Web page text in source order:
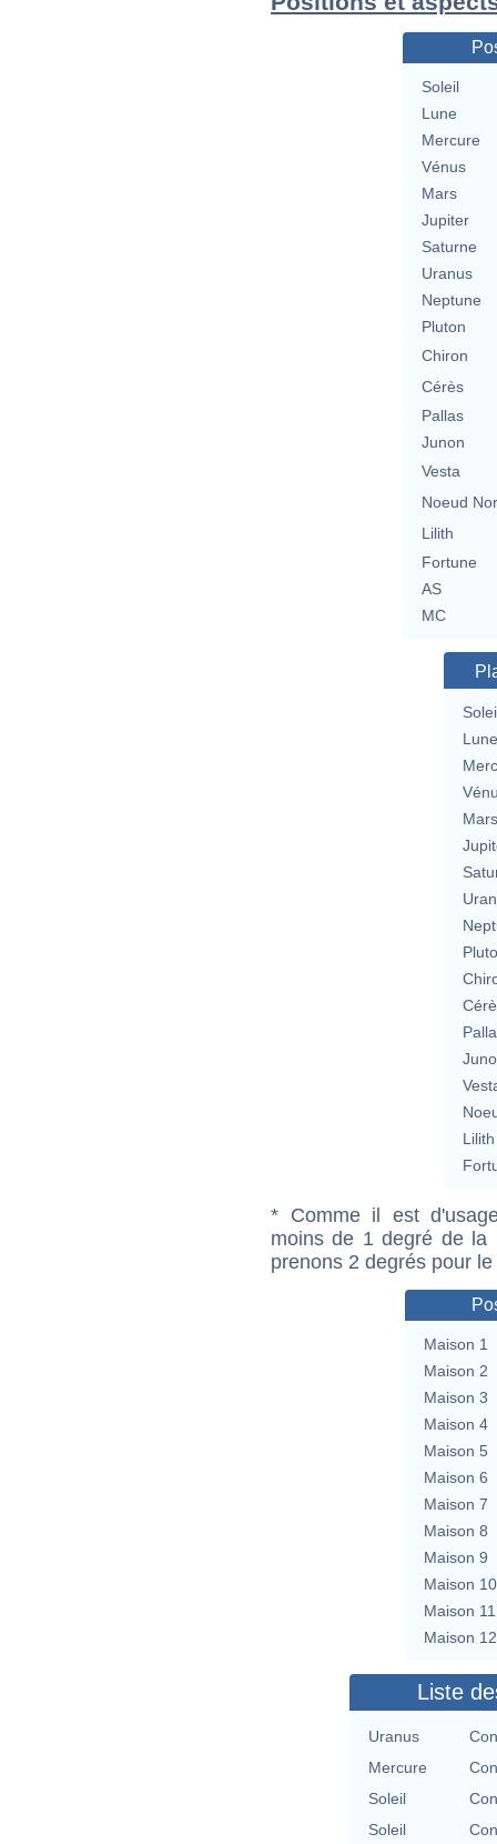
Soleil
Lune
Mercure
Vénus
Mars
Jupiter
Saturne
Uranus
Neptune
Pluton
Chiron
Cérès
Pallas
Junon
Vesta
Noeud
Lilith
Fortune
AS
MC
Lune
Mars
Lilith
* Comme il est
moins de 1 degré de la
prenons 2 degrés pour
Maison 1
Maison 2
Maison 3
Maison 4
Maison 5
Maison 6
Maison 7
Maison 8
Maison 9
Maison 10
Maison 11
Maison 12
Liste
Uranus
Mercure
Soleil
Soleil